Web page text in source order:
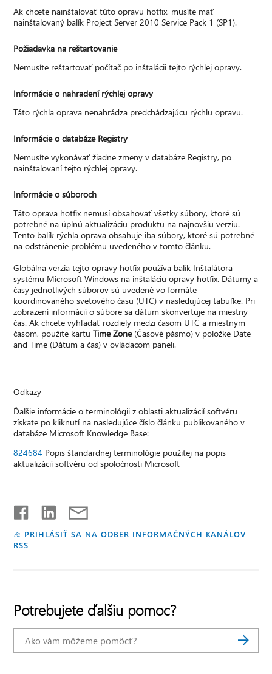
Ak chcete nainštalovať túto opravu hotfix, musíte mať
nainštalovaný balík Project Server 2010 Service Pack 1 (SP1).
Požiadavka na reštartovanie
Nemusíte reštartovať počítač po inštalácii tejto rýchlej opravy.
Informácie o nahradení rýchlej opravy
Táto rýchla oprava nenahrádza predchádzajúcu rýchlu opravu.
Informácie o databáze Registry
Nemusíte vykonávať žiadne zmeny v databáze Registry, po
nainštalovaní tejto rýchlej opravy.
Informácie o súboroch
Táto oprava hotfix nemusí obsahovať všetky súbory, ktoré sú
potrebné na úplnú aktualizáciu produktu na najnovšiu verziu.
Tento balík rýchla oprava obsahuje iba súbory, ktoré sú potrebné
na odstránenie problému uvedeného v tomto článku.
Globálna verzia tejto opravy hotfix používa balík Inštalátora
systému Microsoft Windows na inštaláciu opravy hotfix. Dátumy a
časy jednotlivých súborov sú uvedené vo formáte
koordinovaného svetového času (UTC) v nasledujúcej tabuľke. Pri
zobrazení informácií o súbore sa dátum skonvertuje na miestny
čas. Ak chcete vyhľadať rozdiely medzi časom UTC a miestnym
časom, použite kartuTime Zone(Časové pásmo) v položke Date
and Time (Dátum a čas) v ovládacom paneli.
Odkazy
Ďalšie informácie o terminológii z oblasti aktualizácií softvéru
získate po kliknutí na nasledujúce číslo článku publikovaného v
databáze Microsoft Knowledge Base:
824684 Popis štandardnej terminológie použitej na popis
aktualizácií softvéru od spoločnosti Microsoft
PRIHLÁSIŤ SA NA ODBER INFORMAČNÝCH KANÁLOV
RSS
Potrebujete ďalšiu pomoc?